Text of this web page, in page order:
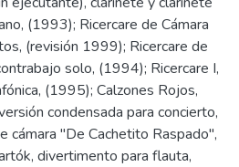
(1993); Ricercare de Cámara
(revisión 1999); Ricercare de
solo, (1994); Ricercare I,
(1995); Calzones Rojos,
condensada para concierto,
cámara "De Cachetito Raspado",
divertimento para flauta,